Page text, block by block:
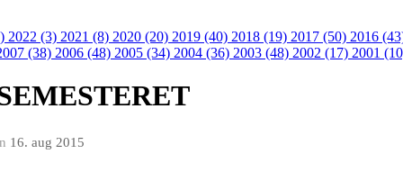
2022 (3) 2021 (8) 2020 (20) 2019 (40) 2018 (19) 2017 (50) 2016
(38) 2006 (48) 2005 (34) 2004 (36) 2003 (48) 2002 (17) 2001
16. aug 2015